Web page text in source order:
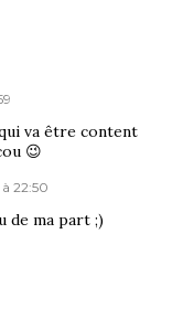
va être content
😉
à 22:50
de ma part ;)